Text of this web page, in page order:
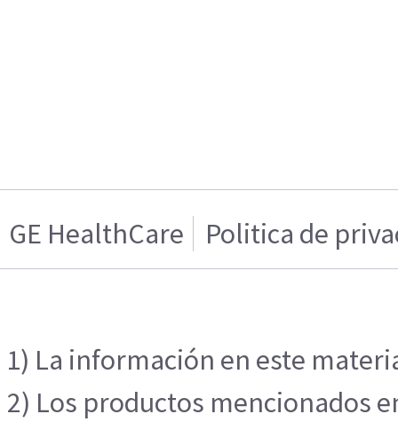
GE HealthCare Politica de
1) La información en este
2) Los productos mencionados